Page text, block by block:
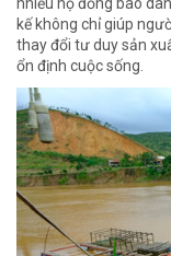
kế không chỉ giúp
thay đổi tư duy sản
ổn định cuộc sống.